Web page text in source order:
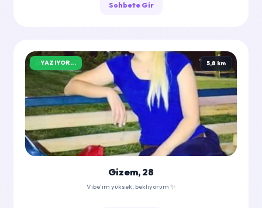
Sohbete Gir
YAZIYOR... 5,8 km
Gizem, 28
Vibe'ım yüksek, bekliyorum ✨